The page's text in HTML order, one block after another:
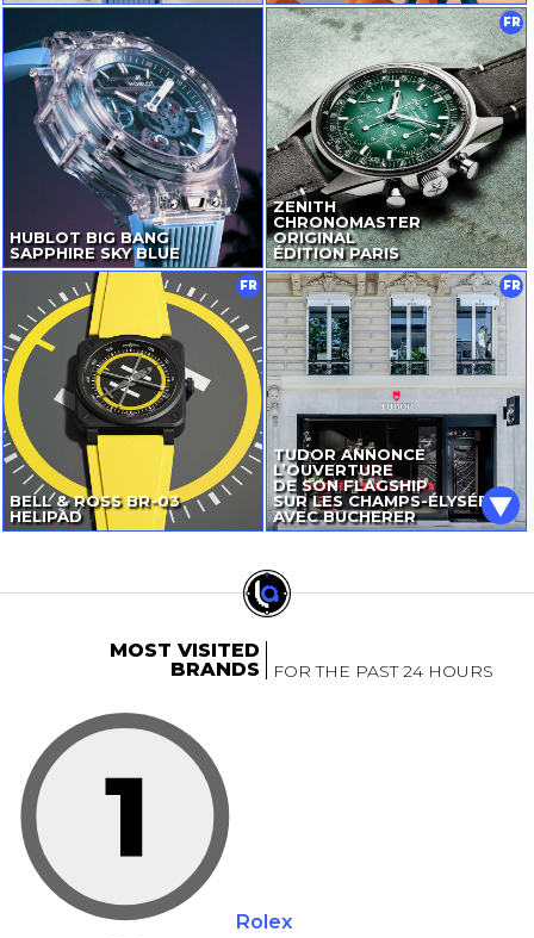
HUBLOT BIG BANG
SAPPHIRE SKY BLUE
ZENITH
CHRONOMASTER
ORIGINAL
ÉDITION PARIS
FR
BELL & ROSSBR-03
HELIPAD
FR
TUDOR ANNONCE
L’OUVERTURE
DE SON FLAGSHIP
SUR LES CHAMPS-ÉLYSÉES
AVEC BUCHERER
FR
MOST VISITED
BRANDS
FOR THE PAST 24 HOURS
1
Rolex